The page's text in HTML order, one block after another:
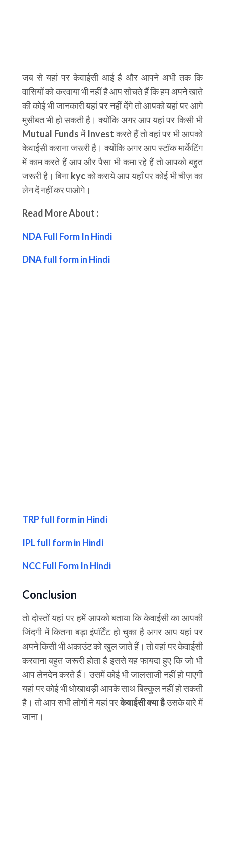
जब से यहां पर केवाईसी आई है और आपने अभी तक कि
वासियों को करवाया भी नहीं है आप सोचते हैं कि हम अपने खाते
की कोई भी जानकारी यहां पर नहीं देंगे तो आपको यहां पर आगे
मुसीबत भी हो सकती है। क्योंकि अगर आप यहां पर किसी भी
Mutual Funds में Invest करते हैं तो वहां पर भी आपको
केवाईसी कराना जरूरी है। क्योंकि अगर आप स्टॉक मार्केटिंग
में काम करते हैं आप और पैसा भी कमा रहे हैं तो आपको बहुत
जरूरी है। बिना kyc को कराये आप यहाँ पर कोई भी चीज़ का
लेन दें नहीं कर पाओगे।
Read More About :
NDA Full Form In Hindi
DNA full form in Hindi
TRP full form in Hindi
IPL full form in Hindi
NCC Full Form In Hindi
Conclusion
तो दोस्तों यहां पर हमें आपको बताया कि केवाईसी का आपकी
जिंदगी में कितना बड़ा इंपॉर्टेंट हो चुका है अगर आप यहां पर
अपने किसी भी अकाउंट को खुल जाते हैं। तो वहां पर केवाईसी
करवाना बहुत जरूरी होता है इससे यह फायदा हुए कि जो भी
आप लेनदेन करते हैं। उसमें कोई भी जालसाजी नहीं हो पाएगी
यहां पर कोई भी धोखाधड़ी आपके साथ बिल्कुल नहीं हो सकती
है। तो आप सभी लोगों ने यहां परकेवाईसी क्या हैउसके बारे में
जाना।